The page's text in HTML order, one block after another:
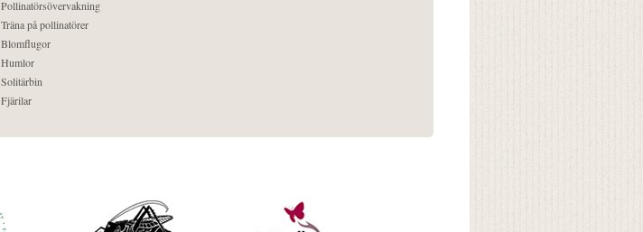
Pollinatörsövervakning
Träna på pollinatörer
Blomflugor
Humlor
Solitärbin
Fjärilar